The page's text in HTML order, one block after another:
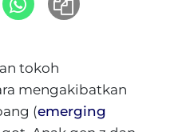
tokoh
mengakibatkan
(emerging